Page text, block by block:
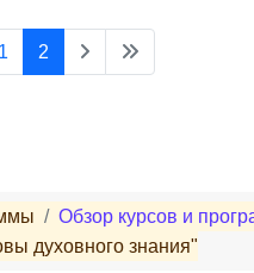
1 2
Обзор курсов и
духовного знания"